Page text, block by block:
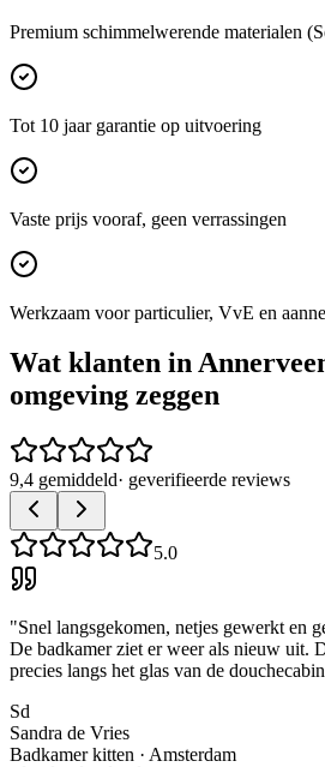
Premium schimmelwerende materialen
Tot 10 jaar garantie op uitvoering
Vaste prijs vooraf, geen verrassingen
Werkzaam voor particulier, VvE en
Wat klanten in
omgeving zeggen
9,4 gemiddeld· geverifieerde reviews
5.0
"Snel langsgekomen, netjes gewerkt en
De badkamer ziet er weer als nieuw uit.
precies langs het glas van de
Sd
Sandra de Vries
Badkamer kitten · Amsterdam